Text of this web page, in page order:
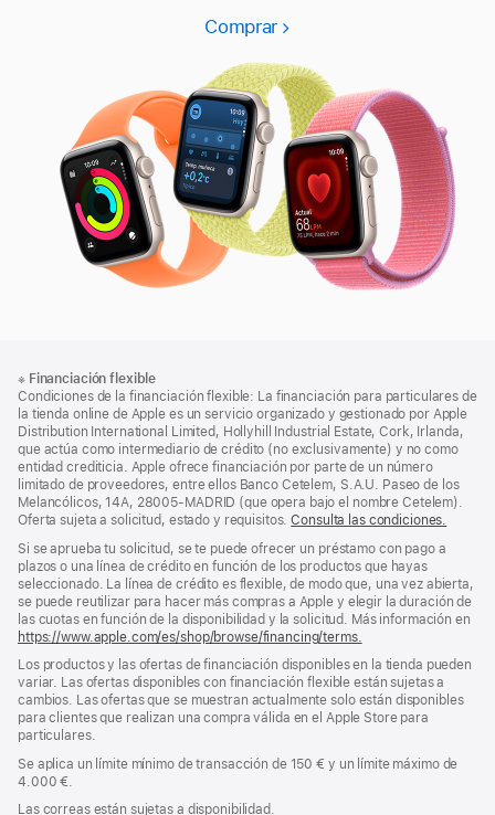
ComprarApple
SE
3
a
pie
de
página
al
pie
※ Financiación flexible
Condiciones de la financiación flexible: La financiación para particulares de
la tienda online de Apple es un servicio organizado y gestionado por Apple
Distribution International Limited, Hollyhill Industrial Estate, Cork, Irlanda,
que actúa como intermediario de crédito (no exclusivamente) y no como
entidad crediticia. Apple ofrece financiación por parte de un número
limitado de proveedores, entre ellos Banco Cetelem, S.A.U. Paseo de los
Melancólicos, 14A, 28005-MADRID (que opera bajo el nombre Cetelem).
Oferta sujeta a solicitud, estado y requisitos.Consulta las condiciones.
Si se aprueba tu solicitud, se te puede ofrecer un préstamo con pago a
plazos o una línea de crédito en función de los productos que hayas
seleccionado. La línea de crédito es flexible, de modo que, una vez abierta,
se puede reutilizar para hacer más compras a Apple y elegir la duración de
las cuotas en función de la disponibilidad y la solicitud. Más información en
https://www.apple.com/es/shop/browse/financing/terms.
Los productos y las ofertas de financiación disponibles en la tienda pueden
variar. Las ofertas disponibles con financiación flexible están sujetas a
cambios. Las ofertas que se muestran actualmente solo están disponibles
para clientes que realizan una compra válida en el Apple Store para
particulares.
Se aplica un límite mínimo de transacción de 150 € y un límite máximo de
4.000 €.
Las correas están sujetas a disponibilidad.